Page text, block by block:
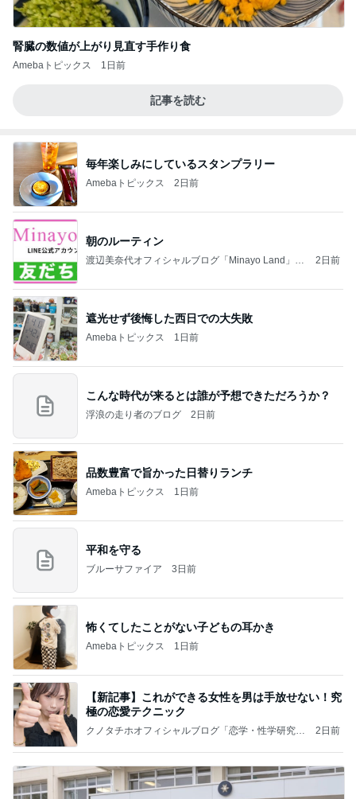
腎臓の数値が上がり見直す手作り食
Amebaトピックス 1日前
記事を読む
毎年楽しみにしているスタンプラリー
Amebaトピックス 2日前
朝のルーティン
渡辺美奈代オフィシャルブログ「Minayo Land」P
2日前
遮光せず後悔した西日での大失敗
Amebaトピックス 1日前
こんな時代が来るとは誰が予想できただろうか？
浮浪の走り者のブログ 2日前
品数豊富で旨かった日替りランチ
Amebaトピックス 1日前
平和を守る
ブルーサファイア 3日前
怖くてしたことがない子どもの耳かき
Amebaトピックス 1日前
【新記事】これができる女性を男は手放せない！究
極の恋愛テクニック
クノタチホオフィシャルブログ「恋学・性学研究
2日前